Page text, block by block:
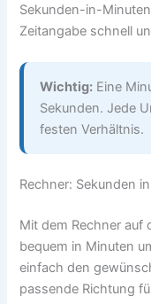
Sekunden-in-
Zeitangabe schnell
Wichtig: Eine
Sekunden. Jede
festen Verhältnis.
Rechner: Sekunden
Mit dem Rechner auf
bequem in Minuten
einfach den
passende Richtung